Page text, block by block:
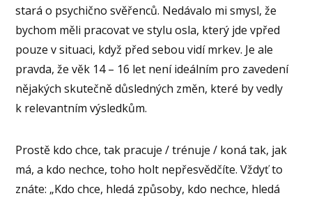
stará o psychično svěřenců. Nedávalo mi smysl, že
bychom měli pracovat ve stylu osla, který jde vpřed
pouze v situaci, když před sebou vidí mrkev. Je ale
pravda, že věk 14 – 16 let není ideálním pro zavedení
nějakých skutečně důsledných změn, které by vedly
k relevantním výsledkům.
Prostě kdo chce, tak pracuje / trénuje / koná tak, jak
má, a kdo nechce, toho holt nepřesvědčíte. Vždyť to
znáte: „Kdo chce, hledá způsoby, kdo nechce, hledá